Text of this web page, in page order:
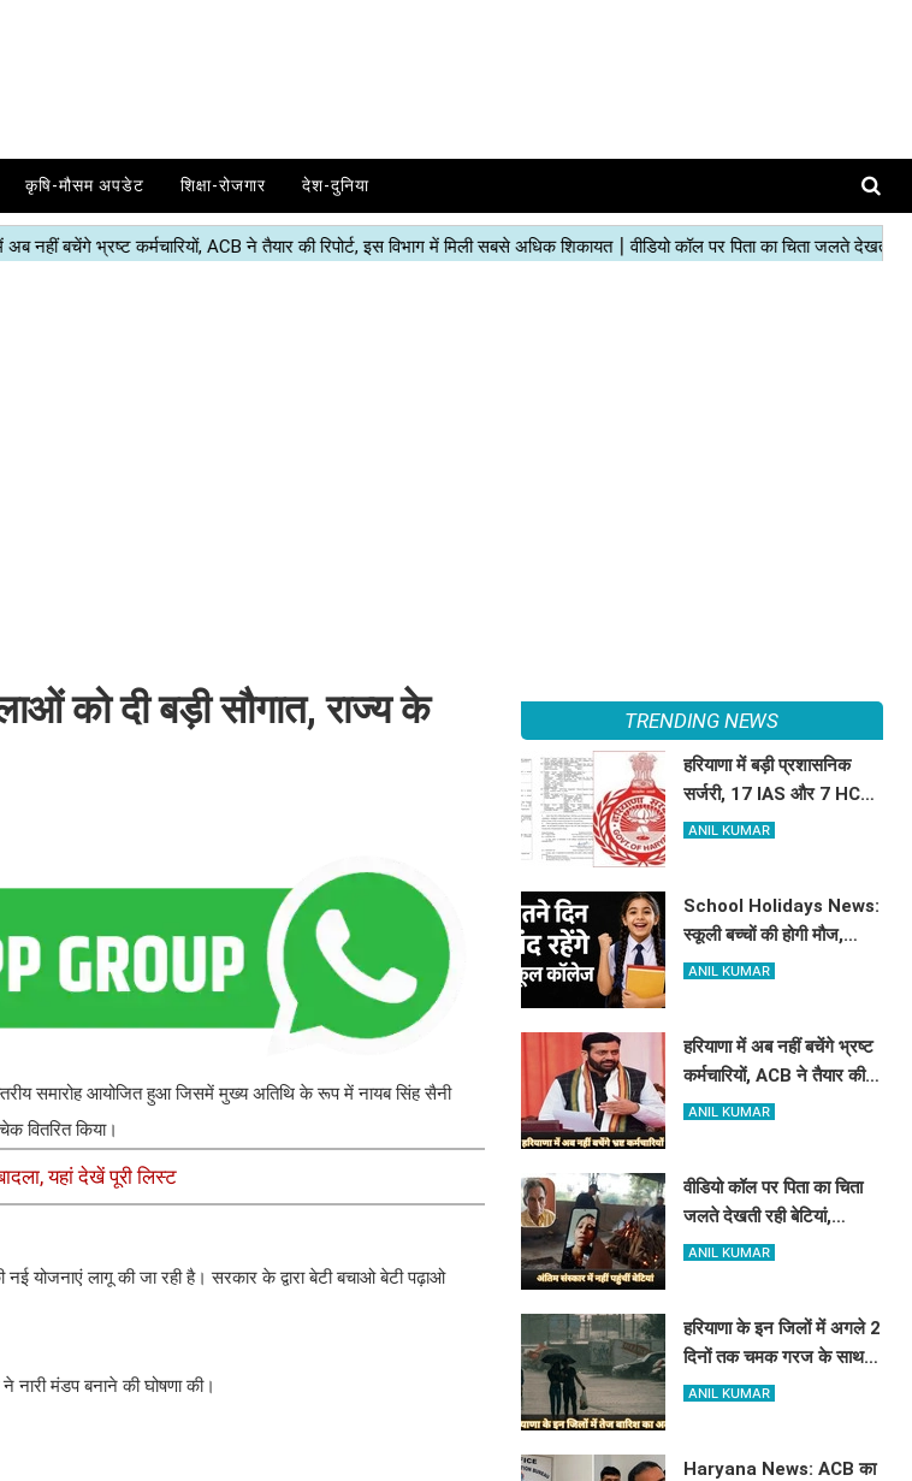
कृषि-मौसम अपडेट शिक्षा-रोजगार देश-दुनिया
को दी बड़ी सौगात, राज्य के
समारोह आयोजित हुआ जिसमें मुख्य अतिथि के रूप में नायब सिंह सैनी
वितरित किया।
यहां देखें पूरी लिस्ट
योजनाएं लागू की जा रही है। सरकार के द्वारा बेटी बचाओ बेटी पढ़ाओ
नारी मंडप बनाने की घोषणा की।
TRENDING NEWS
हरियाणा में बड़ी प्रशासनिक
सर्जरी, 17 IAS और 7 HCS
अधिकारियों का हुआ तबादला,
ANIL KUMAR
School Holidays News:
स्कूली बच्चों की होगी मौज,
हरियाणा में इतने दिन बंद रहेंगे
ANIL KUMAR
हरियाणा में अब नहीं बचेंगे भ्रष्ट
कर्मचारियों, ACB ने तैयार की
रिपोर्ट, इस विभाग में मिली सबसे
ANIL KUMAR
वीडियो कॉल पर पिता का चिता
जलते देखती रही बेटियां,
₹5100 भेजकर बोलीं- अस्थियां
ANIL KUMAR
हरियाणा के इन जिलों में अगले 2
दिनों तक चमक गरज के साथ
होगी बारिश, पढ़े IMD का
ANIL KUMAR
Haryana News: ACB का